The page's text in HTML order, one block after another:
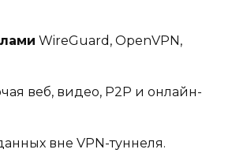
WireGuard, OpenVPN,
веб, видео, P2P и онлайн-
вне VPN-туннеля.